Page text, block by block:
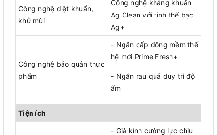
Công nghệ diệt khuẩn,
khử mùi
Công nghệ kháng khuẩn
Ag Clean với tinh thể bạc
Ag+
Công nghệ bảo quản thực
phẩm
- Ngăn cấp đông mềm thế
hệ mới Prime Fresh+
- Ngăn rau quả duy trì độ
ẩm
Tiện ích
- Giá kính cường lực chịu